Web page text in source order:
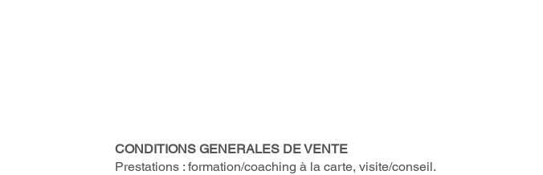
CONDITIONS GENERALES DE VENTE
Prestations : formation/coaching à la carte, visite/conseil.